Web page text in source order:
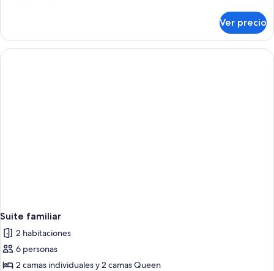
2
camas
matrimoniales
Ver precio
Suite familiar
2 habitaciones
6 personas
2 camas individuales y 2 camas Queen